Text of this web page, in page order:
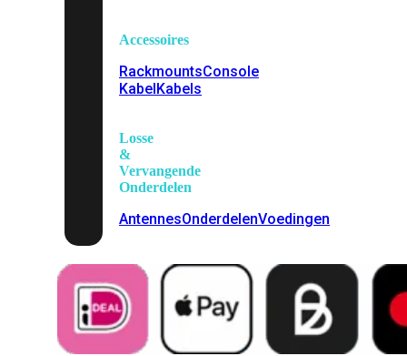
Accessoires
RackmountsConsole
KabelKabels
Losse
&
Vervangende
Onderdelen
AntennesOnderdelenVoedingen